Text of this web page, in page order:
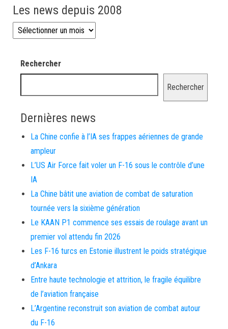
Les news depuis 2008
Les news depuis 2008
Rechercher
Rechercher
Dernières news
La Chine confie à l’IA ses frappes aériennes de grande
ampleur
L’US Air Force fait voler un F-16 sous le contrôle d’une
IA
La Chine bâtit une aviation de combat de saturation
tournée vers la sixième génération
Le KAAN P1 commence ses essais de roulage avant un
premier vol attendu fin 2026
Les F-16 turcs en Estonie illustrent le poids stratégique
d’Ankara
Entre haute technologie et attrition, le fragile équilibre
de l’aviation française
L’Argentine reconstruit son aviation de combat autour
du F-16